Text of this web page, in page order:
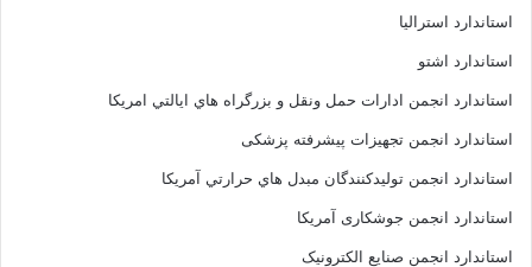
استاندارد استرالیا
استاندارد اشتو
استاندارد انجمن ادارات حمل ونقل و بزرگراه هاي ايالتي امريکا
استاندارد انجمن تجهیزات پیشرفته پزشکی
استاندارد انجمن توليدکنندگان مبدل هاي حرارتي آمريکا
استاندارد انجمن جوشکاری آمریکا
استاندارد انجمن صنايع الکترونيک